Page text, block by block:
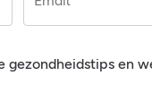
gezondheidstips en